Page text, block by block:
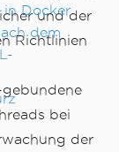
in Docker
dem
und der
Richtlinien
bei
der